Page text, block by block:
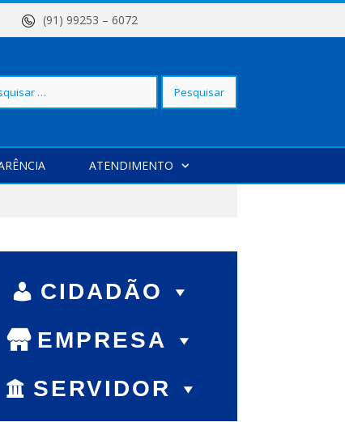
(91) 99253 – 6072
ATENDIMENTO
CIDADÃO
EMPRESA
SERVIDOR